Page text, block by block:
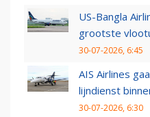
US-Bangla
grootste
30-07-2026, 6:45
AIS Airlines
lijndienst
30-07-2026, 6:30